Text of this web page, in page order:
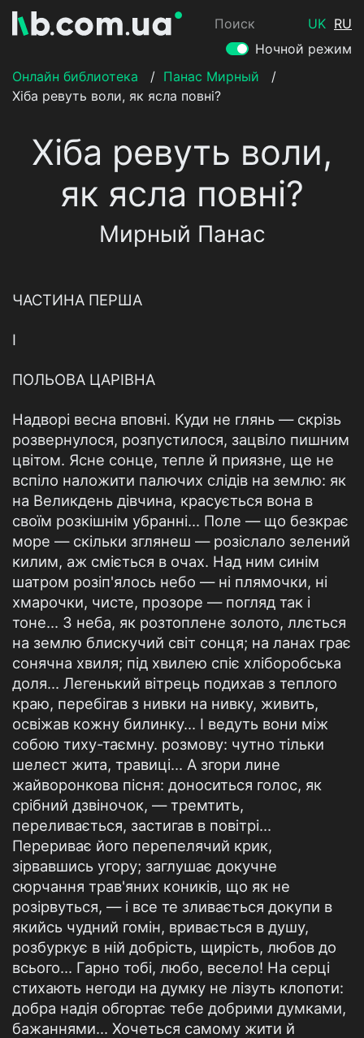
Поиск UK RU
Ночной режим
Онлайн библиотека
/ Панас Мирный
/
Хіба ревуть воли, як ясла повні?
Хіба ревуть воли,
як ясла повні?
Мирный Панас
ЧАСТИНА ПЕРША
І
ПОЛЬОВА ЦАРІВНА
Надворі весна вповні. Куди не глянь — скрізь
розвернулося, розпустилося, зацвіло пишним
цвітом. Ясне сонце, тепле й приязне, ще не
вспіло наложити палючих слідів на землю: як
на Великдень дівчина, красується вона в
своїм розкішнім убранні... Поле — що безкрає
море — скільки зглянеш — розіслало зелений
килим, аж сміється в очах. Над ним синім
шатром розіп'ялось небо — ні плямочки, ні
хмарочки, чисте, прозоре — погляд так і
тоне... З неба, як розтоплене золото, ллється
на землю блискучий світ сонця; на ланах грає
сонячна хвиля; під хвилею спіє хліборобська
доля... Легенький вітрець подихав з теплого
краю, перебігав з нивки на нивку, живить,
освіжав кожну билинку... І ведуть вони між
собою тиху-таємну. розмову: чутно тільки
шелест жита, травиці... А згори лине
жайворонкова пісня: доноситься голос, як
срібний дзвіночок, — тремтить,
переливається, застигав в повітрі...
Перериває його перепелячий крик,
зірвавшись угору; заглушає докучне
сюрчання трав'яних коників, що як не
розірвуться, — і все те зливається докупи в
якийсь чудний гомін, вривається в душу,
розбуркує в ній добрість, щирість, любов до
всього... Гарно тобі, любо, весело! На серці
стихають негоди на думку не лізуть клопоти:
добра надія обгортає тебе добрими думками,
бажаннями... Хочеться самому жити й